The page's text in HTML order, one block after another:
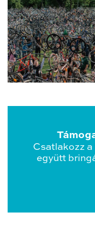
Csatlakozz
együtt